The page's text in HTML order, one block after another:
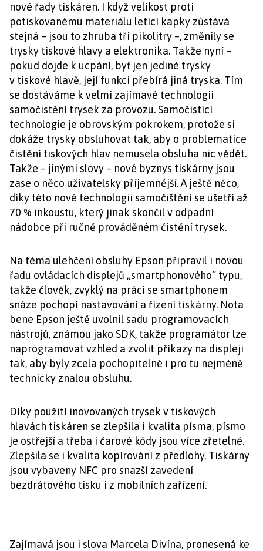
nové řady tiskáren. I když velikost proti
potiskovanému materiálu letící kapky zůstává
stejná – jsou to zhruba tři pikolitry –, změnily se
trysky tiskové hlavy a elektronika. Takže nyní –
pokud dojde k ucpání, byť jen jediné trysky
v tiskové hlavě, její funkci přebírá jiná tryska. Tím
se dostáváme k velmi zajímavé technologii
samočistění trysek za provozu. Samočistící
technologie je obrovským pokrokem, protože si
dokáže trysky obsluhovat tak, aby o problematice
čistění tiskových hlav nemusela obsluha nic vědět.
Takže – jinými slovy – nové byznys tiskárny jsou
zase o něco uživatelsky příjemnější. A ještě něco,
díky této nové technologii samočištění se ušetří až
70 % inkoustu, který jinak skončil v odpadní
nádobce při ručně prováděném čistění trysek.
Na téma ulehčení obsluhy Epson připravil i novou
řadu ovládacích displejů „smartphonového“ typu,
takže člověk, zvyklý na práci se smartphonem
snáze pochopí nastavování a řízení tiskárny. Nota
bene Epson ještě uvolnil sadu programovacích
nástrojů, známou jako SDK, takže programátor lze
naprogramovat vzhled a zvolit příkazy na displeji
tak, aby byly zcela pochopitelné i pro tu nejméně
technicky znalou obsluhu.
Díky použití inovovaných trysek v tiskových
hlavách tiskáren se zlepšila i kvalita písma, písmo
je ostřejší a třeba i čarové kódy jsou více zřetelné.
Zlepšila se i kvalita kopírování z předlohy. Tiskárny
jsou vybaveny NFC pro snazší zavedení
bezdrátového tisku i z mobilních zařízení.
Zajímavá jsou i slova Marcela Divína, pronesená ke